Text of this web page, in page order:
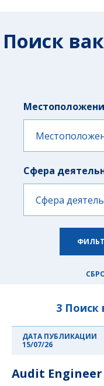
Поиск
Сфера
Сфера
3 Поиск
ДАТА ПУБЛИКАЦИИ
15/07/26
Audit